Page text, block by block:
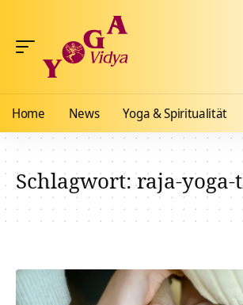
Home News Yoga & Spiritualität
Schlagwort:raja-yoga-